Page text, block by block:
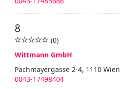
8
(0)
Wittmann GmbH
Pachmayergasse 2-4, 1110 Wien
0043-17498404